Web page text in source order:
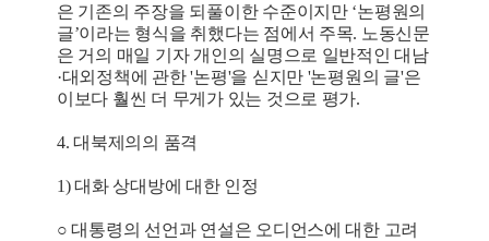
은 기존의 주장을 되풀이한 수준이지만 ‘논평원의
글’이라는 형식을 취했다는 점에서 주목. 노동신문
은 거의 매일 기자 개인의 실명으로 일반적인 대남
·대외정책에 관한 '논평'을 싣지만 '논평원의 글'은
이보다 훨씬 더 무게가 있는 것으로 평가.
4. 대북제의의 품격
1) 대화 상대방에 대한 인정
○ 대통령의 선언과 연설은 오디언스에 대한 고려